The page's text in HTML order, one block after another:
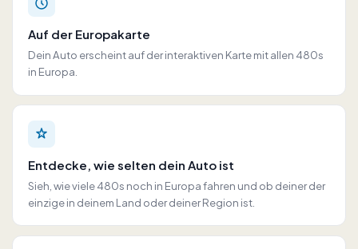
Auf der Europakarte
Dein Auto erscheint auf der interaktiven Karte mit allen 480s
in Europa.
Entdecke, wie selten dein Auto ist
Sieh, wie viele 480s noch in Europa fahren und ob deiner der
einzige in deinem Land oder deiner Region ist.